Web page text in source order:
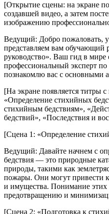
[Открытие сцены: на экране
создавшей видео, а затем
изображению
Ведущий: Добро пожаловать,
представляем вам
руководство». Ваш гид в
профессиональный эксперт по
познакомлю вас с основными
[На экране появляется титры
«Определение стихийных
стихийным бедствиям»,
бедствий», «Последствия и
[Сцена 1: «Определение
Ведущий: Давайте начнем с
бедствия — это природные
природы, такими как
пожары. Они могут привести
и имущества. Понимание
предотвращению и
[Сцена 2: «Подготовка к